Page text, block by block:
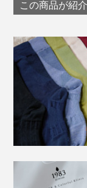
分量以上に食べ
夜小腹が空い
PRINCESS
広報の方に教
POTAGEのふ
この商品が紹